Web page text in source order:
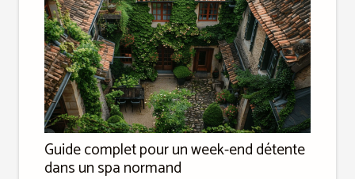
Guide complet pour un week-end détente
dans un spa normand